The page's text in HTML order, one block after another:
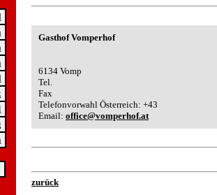
Gasthof Vomperhof
6134 Vomp
Tel.
Fax
Telefonvorwahl Österreich: +43
Email: office@vomperhof.at
zurück